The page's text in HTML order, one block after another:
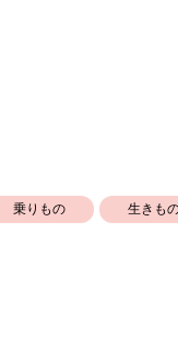
乗りもの 生きも